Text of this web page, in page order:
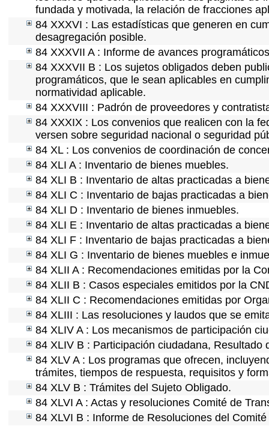
fundada y motivada, la relación de fracciones
84 XXXVI : Las estadísticas que generen en
desagregación posible.
84 XXXVII A : Informe de avances
84 XXXVII B : Los sujetos obligados deben
programáticos, que le sean aplicables en
normatividad aplicable.
84 XXXVIII : Padrón de proveedores y
84 XXXIX : Los convenios que realicen con la
versen sobre seguridad nacional o seguridad
84 XL : Los convenios de coordinación de
84 XLI A : Inventario de bienes muebles.
84 XLI B : Inventario de altas practicadas a
84 XLI C : Inventario de bajas practicadas a
84 XLI D : Inventario de bienes inmuebles.
84 XLI E : Inventario de altas practicadas a
84 XLI F : Inventario de bajas practicadas a
84 XLI G : Inventario de bienes muebles e
84 XLII A : Recomendaciones emitidas por la
84 XLII B : Casos especiales emitidos por la
84 XLII C : Recomendaciones emitidas por
84 XLIII : Las resoluciones y laudos que se
84 XLIV A : Los mecanismos de participación
84 XLIV B : Participación ciudadana, Resultado
84 XLV A : Los programas que ofrecen,
trámites, tiempos de respuesta, requisitos y
84 XLV B : Trámites del Sujeto Obligado.
84 XLVI A : Actas y resoluciones Comité de
84 XLVI B : Informe de Resoluciones del